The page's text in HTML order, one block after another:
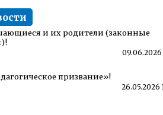
и их родители (законные
09.06.2026
призвание»!
26.05.2026